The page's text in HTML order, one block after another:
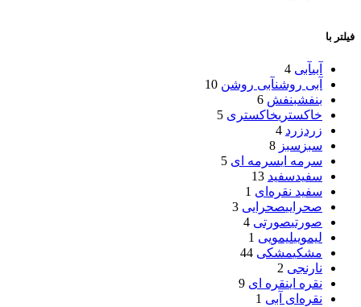
فیلتر با
آبیآبی 4
آبی روشنآبی روشن 10
بنفشبنفش 6
خاکستریخاکستری 5
زردزرد 4
سبز سبز 8
سرمه ایسرمه ای 5
سفیدسفید 13
سفید نقره‌ای 1
صحراییصحرایی 3
صورتیصورتی 4
لیموییلیمویی 1
مشکیمشکی 44
نارنجی 2
نقره اینقره ای 9
نقره‌ای آبی 1